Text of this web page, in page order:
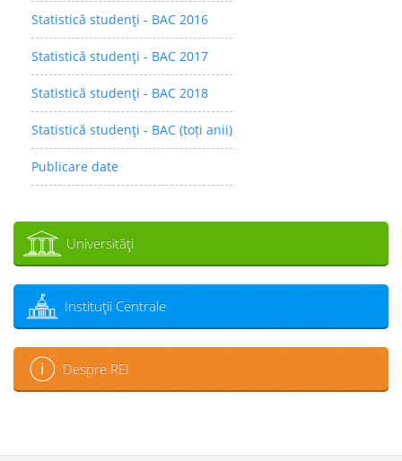
Statistică studenţi - BAC 2016
Statistică studenţi - BAC 2017
Statistică studenţi - BAC 2018
Statistică studenţi - BAC (toți anii)
Publicare date
Universităţi
Instituţii Centrale
Despre REI